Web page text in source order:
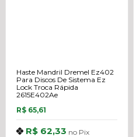
Haste Mandril Dremel Ez402
Para Discos De Sistema Ez
Lock Troca Rápida
2615E402Ae
R$ 65,61
R$ 62,33 no Pix